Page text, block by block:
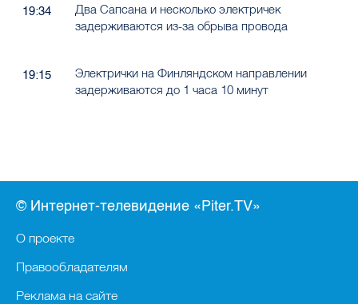
19:34
Два Сапсана и несколько электричек
задерживаются из-за обрыва провода
19:15
Электрички на Финляндском направлении
задерживаются до 1 часа 10 минут
© Интернет-телевидение «Piter.TV»
О проекте
Правообладателям
Реклама на сайте